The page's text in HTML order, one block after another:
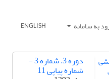
به سامانه ENGLISH
دوره 3، شماره 3 -
شماره پیاپی 11